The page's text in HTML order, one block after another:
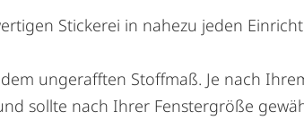
Stickerei in nahezu jeden
ungerafften Stoffmaß. Je nach
sollte nach Ihrer Fenstergröße